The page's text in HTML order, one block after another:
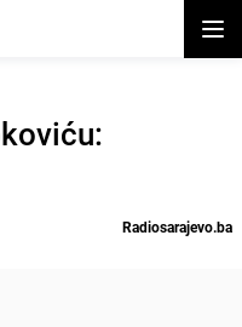
Radiosarajevo.ba